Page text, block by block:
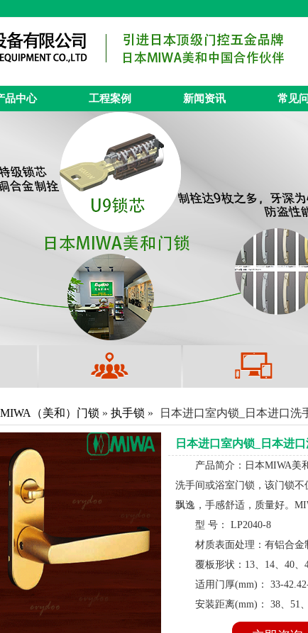
品中心 工程案例 新闻资讯 常见
（美和）门锁 » 执手锁 » 日本进口室内锁_日本进口洗
日本进口室内锁_日本进
产品简介：日本MIWA美
洗手间或浴室门锁，该门锁
飘逸，手感舒适，质量好。
型 号： LP2040-8
材质表面处理：有铝合金
覆板形状：13、14、40、
适用门厚(mm)： 33-
安装距离(mm)： 38、51